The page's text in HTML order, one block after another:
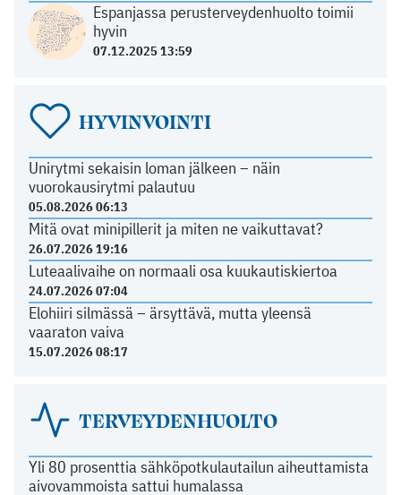
Espanjassa perusterveydenhuolto toimii
hyvin
07.12.2025 13:59
HYVINVOINTI
Unirytmi sekaisin loman jälkeen – näin
vuorokausirytmi palautuu
05.08.2026 06:13
Mitä ovat minipillerit ja miten ne vaikuttavat?
26.07.2026 19:16
Luteaalivaihe on normaali osa kuukautiskiertoa
24.07.2026 07:04
Elohiiri silmässä – ärsyttävä, mutta yleensä
vaaraton vaiva
15.07.2026 08:17
TERVEYDENHUOLTO
Yli 80 prosenttia sähköpotkulautailun aiheuttamista
aivovammoista sattui humalassa